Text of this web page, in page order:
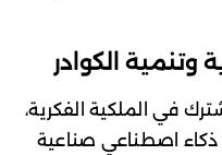
وتنمية الكوادر
في الملكية الفكرية،
اصطناعي صناعية